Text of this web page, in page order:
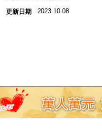
更新日期 2023.10.08